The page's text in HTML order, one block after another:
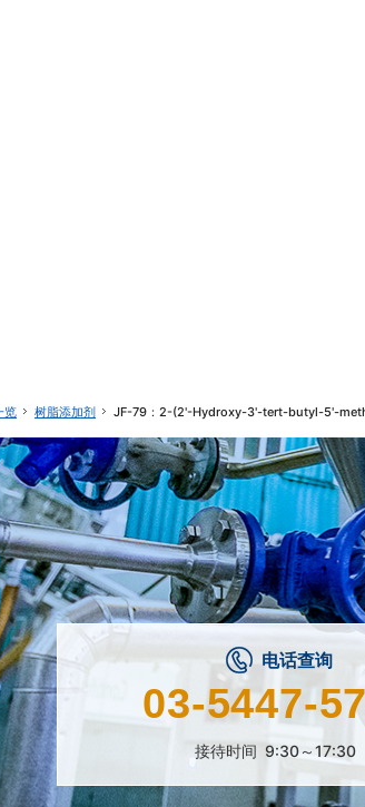
览 树脂添加剂 JF-79：2-(2'-Hydroxy-3'-tert-butyl-5'-
电话查询
03-5447-
接待时间 9:30～17:30